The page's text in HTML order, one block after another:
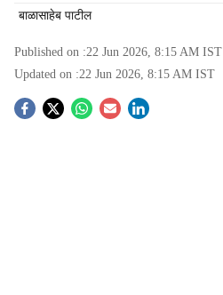
बाळासाहेब पाटील
Published on :22 Jun 2026, 8:15 AM IST
Updated on :22 Jun 2026, 8:15 AM IST
S